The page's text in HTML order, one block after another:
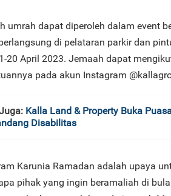
umrah dapat diperoleh dalam event
di pelataran parkir dan
20 April 2023. Jemaah dapat
pada akun Instagram
Kalla Land & Property Buka
Disabilitas
Karunia Ramadan adalah upaya
pihak yang ingin beramaliah di